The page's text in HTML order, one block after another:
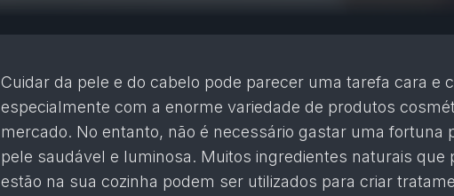
Cuidar da pele e do cabelo pode parecer uma tarefa cara e
especialmente com a enorme variedade de produtos
mercado. No entanto, não é necessário gastar uma fortuna
pele saudável e luminosa. Muitos ingredientes naturais que
estão na sua cozinha podem ser utilizados para criar